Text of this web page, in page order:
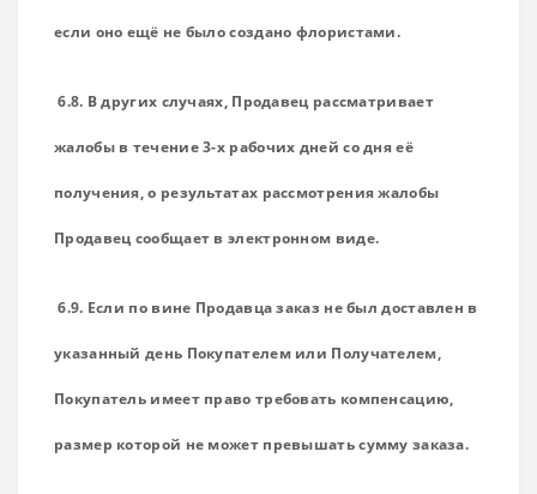
если оно ещё не было создано флористами.
6.8. В других случаях, Продавец рассматривает
жалобы в течение 3-х рабочих дней со дня её
получения, о результатах рассмотрения жалобы
Продавец сообщает в электронном виде.
6.9. Если по вине Продавца заказ не был доставлен в
указанный день Покупателем или Получателем,
Покупатель имеет право требовать компенсацию,
размер которой не может превышать сумму заказа.